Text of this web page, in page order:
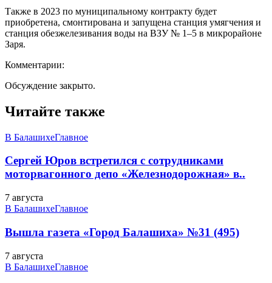
Также в 2023 по муниципальному контракту будет
приобретена, смонтирована и запущена станция умягчения и
станция обезжелезивания воды на ВЗУ № 1–5 в микрорайоне
Заря.
Комментарии:
Обсуждение закрыто.
Читайте также
В БалашихеГлавное
Сергей Юров встретился с сотрудниками
моторвагонного депо «Железнодорожная» в..
7 августа
В БалашихеГлавное
Вышла газета «Город Балашиха» №31 (495)
7 августа
В БалашихеГлавное